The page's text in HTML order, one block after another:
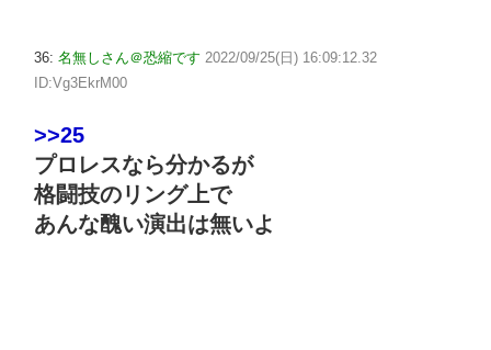
36: 名無しさん＠恐縮です 2022/09/25(日) 16:09:12.32
ID:Vg3EkrM00
>>25
プロレスなら分かるが
格闘技のリング上で
あんな醜い演出は無いよ